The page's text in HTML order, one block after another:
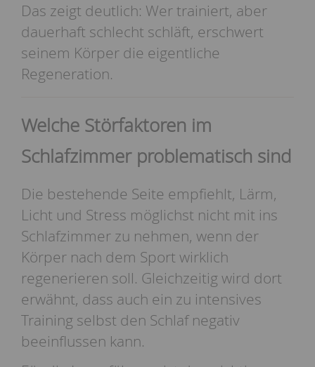
Das zeigt deutlich: Wer trainiert, aber
dauerhaft schlecht schläft, erschwert
seinem Körper die eigentliche
Regeneration.
Welche Störfaktoren im
Schlafzimmer problematisch sind
Die bestehende Seite empfiehlt, Lärm,
Licht und Stress möglichst nicht mit ins
Schlafzimmer zu nehmen, wenn der
Körper nach dem Sport wirklich
regenerieren soll. Gleichzeitig wird dort
erwähnt, dass auch ein zu intensives
Training selbst den Schlaf negativ
beeinflussen kann.